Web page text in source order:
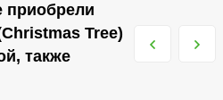
приобрели
Tree)
также